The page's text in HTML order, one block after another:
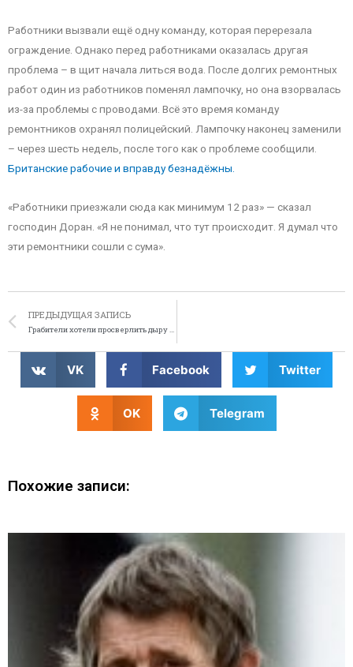
Работники вызвали ещё одну команду, которая перерезала
ограждение. Однако перед работниками оказалась другая
проблема – в щит начала литься вода. После долгих ремонтных
работ один из работников поменял лампочку, но она взорвалась
из-за проблемы с проводами. Всё это время команду
ремонтников охранял полицейский. Лампочку наконец заменили
– через шесть недель, после того как о проблеме сообщили.
Британские рабочие и вправду безнадёжны.
«Работники приезжали сюда как минимум 12 раз» — сказал
господин Доран. «Я не понимал, что тут происходит. Я думал что
эти ремонтники сошли с сума».
ПРЕДЫДУЩАЯ ЗАПИСЬ
Грабители хотели просверлить дыру в банк
VK Facebook Twitter
OK Telegram
Похожие записи: